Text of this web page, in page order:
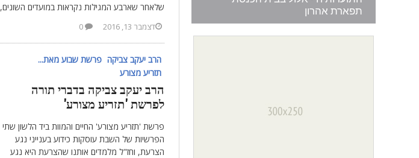
שלאחר שארבע המגילות נקראות במועדים השונים,
דצמבר 13, 2016
הרב יעקב צביקה פרשת שבוע מאת...
תזריע מצורע
הרב יעקב צביקה בדברי תורה
לפרשת 'תזריע מצורע'
פרשת 'תזריע מצורע' החיים והמוות ביד הלשון שתי
הפרשיות של השבת עוסקות כידוע בענייני נגע
הצרעת, וחז"ל מלמדים אותנו שהצרעת היא נגע
תפארת אהרון